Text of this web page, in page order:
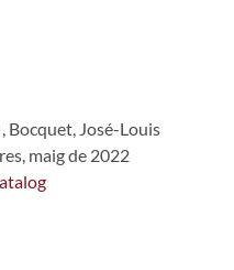
, Bocquet, José-Louis
maig de 2022